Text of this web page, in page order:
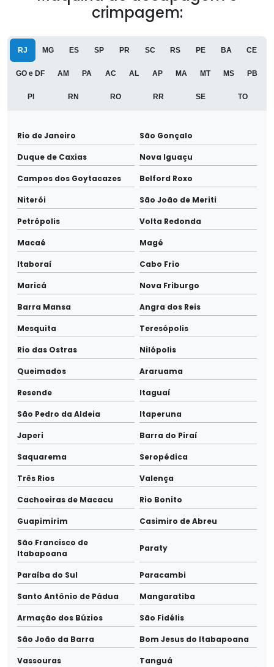
crimpagem:
RJ MG ES SP PR SC RS PE BA CE
GO e DF AM PA AC AL AP MA MT MS PB
PI RN RO RR SE TO
Rio de Janeiro São Gonçalo
Duque de Caxias Nova Iguaçu
Campos dos Goytacazes Belford Roxo
Niterói São João de Meriti
Petrópolis Volta Redonda
Macaé Magé
Itaboraí Cabo Frio
Maricá Nova Friburgo
Barra Mansa Angra dos Reis
Mesquita Teresópolis
Rio das Ostras Nilópolis
Queimados Araruama
Resende Itaguaí
São Pedro da Aldeia Itaperuna
Japeri Barra do Piraí
Saquarema Seropédica
Três Rios Valença
Cachoeiras de Macacu Rio Bonito
Guapimirim Casimiro de Abreu
São Francisco de
Itabapoana
Paraty
Paraíba do Sul Paracambi
Santo Antônio de Pádua Mangaratiba
Armação dos Búzios São Fidélis
São João da Barra Bom Jesus do Itabapoana
Vassouras Tanguá